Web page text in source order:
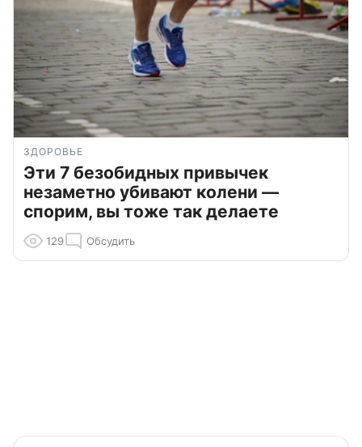
ЗДОРОВЬЕ
Эти 7 безобидных привычек
незаметно убивают колени —
спорим, вы тоже так делаете
129 Обсудить